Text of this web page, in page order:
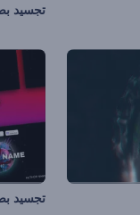
تجسيد
تجسيد